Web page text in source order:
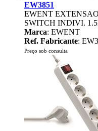
EW3851
EWENT
SWITCH INDIVI.
Marca: EWENT
Ref. Fabricante:
Preço sob consulta